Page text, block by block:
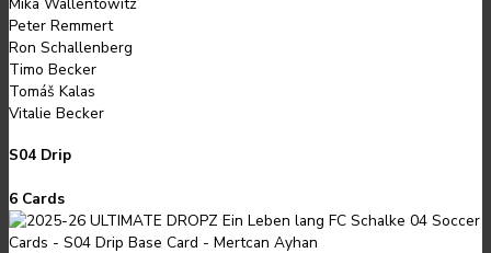
Peter Remmert
Ron Schallenberg
Timo Becker
Tomáš Kalas
Vitalie Becker
S04 Drip
6 Cards